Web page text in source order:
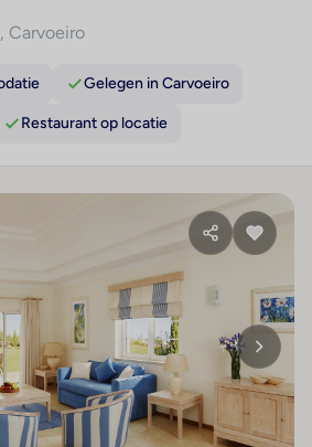
, Carvoeiro
Gelegen in Carvoeiro
Restaurant op locatie